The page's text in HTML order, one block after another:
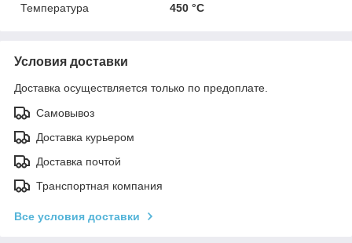
Температура
450 °C
Условия доставки
Доставка осуществляется только по предоплате.
Самовывоз
Доставка курьером
Доставка почтой
Транспортная компания
Все условия доставки